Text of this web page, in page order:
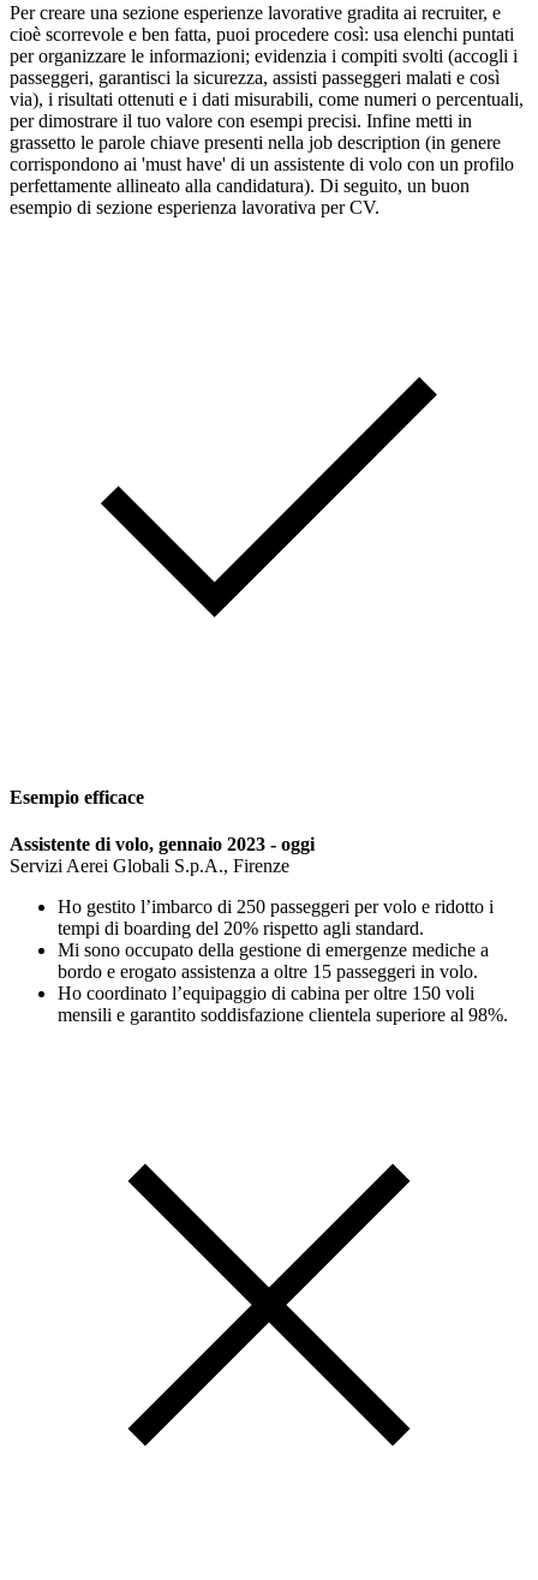
Per creare una sezione esperienze lavorative gradita ai recruiter, e
cioè scorrevole e ben fatta, puoi procedere così: usa elenchi puntati
per organizzare le informazioni; evidenzia i compiti svolti (accogli i
passeggeri, garantisci la sicurezza, assisti passeggeri malati e così
via), i risultati ottenuti e i dati misurabili, come numeri o percentuali,
per dimostrare il tuo valore con esempi precisi. Infine metti in
grassetto le parole chiave presenti nella job description (in genere
corrispondono ai 'must have' di un assistente di volo con un profilo
perfettamente allineato alla candidatura). Di seguito, un buon
esempio di sezione esperienza lavorativa per CV.
Esempio efficace
Assistente di volo, gennaio 2023 - oggi
Servizi Aerei Globali S.p.A., Firenze
Ho gestito l’imbarco di 250 passeggeri per volo e ridotto i
tempi di boarding del 20% rispetto agli standard.
Mi sono occupato della gestione di emergenze mediche a
bordo e erogato assistenza a oltre 15 passeggeri in volo.
Ho coordinato l’equipaggio di cabina per oltre 150 voli
mensili e garantito soddisfazione clientela superiore al 98%.